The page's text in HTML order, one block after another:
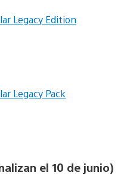
Legacy Edition
Legacy Pack
el 10 de junio)